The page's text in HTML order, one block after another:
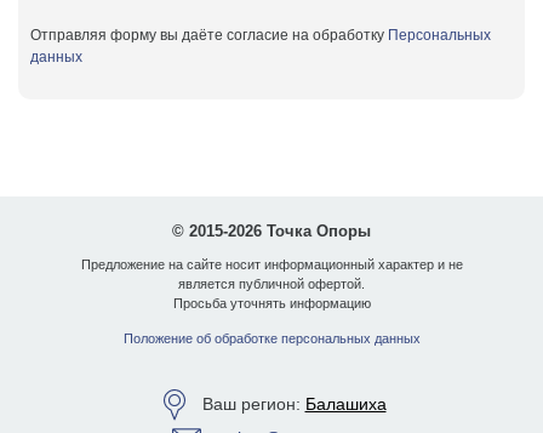
Отправляя форму вы даёте согласие на обработку Персональных
данных
© 2015-2026 Точка Опоры
Предложение на сайте носит информационный характер и не
является публичной офертой.
Просьба уточнять информацию
Положение об обработке персональных данных
Ваш регион: Балашиха